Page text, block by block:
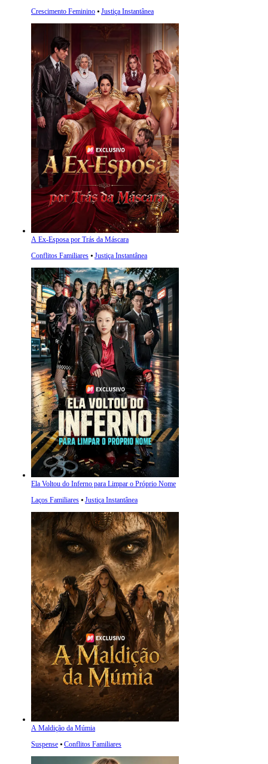
Crescimento Feminino ⦁ Justiça Instantânea
A Ex-Esposa por Trás da Máscara
Conflitos Familiares ⦁ Justiça Instantânea
Ela Voltou do Inferno para Limpar o Próprio Nome
Laços Familiares ⦁ Justiça Instantânea
A Maldição da Múmia
Suspense ⦁ Conflitos Familiares